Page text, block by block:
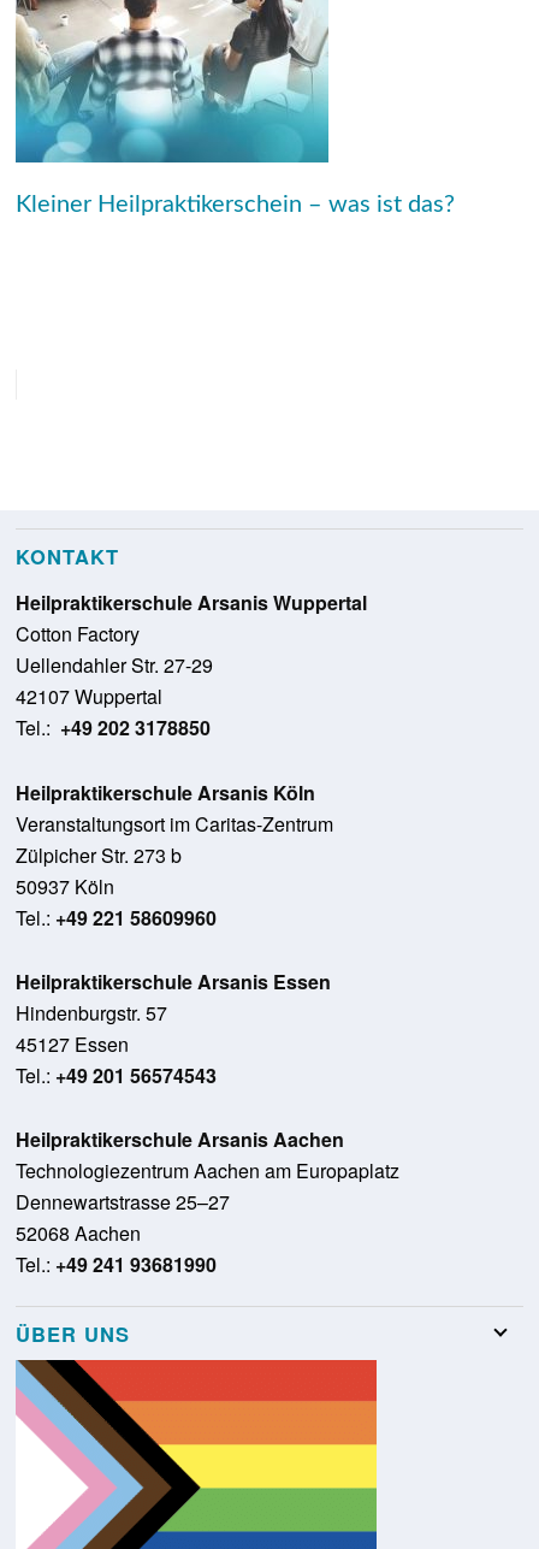
Kleiner Heilpraktikerschein – was ist das?
KONTAKT
Heilpraktikerschule Arsanis Wuppertal
Cotton Factory
Uellendahler Str. 27-29
42107 Wuppertal
Tel.: +49 202 3178850
Heilpraktikerschule Arsanis Köln
Veranstaltungsort im Caritas-Zentrum
Zülpicher Str. 273 b
50937 Köln
Tel.: +49 221 58609960
Heilpraktikerschule Arsanis Essen
Hindenburgstr. 57
45127 Essen
Tel.: +49 201 56574543
Heilpraktikerschule Arsanis Aachen
Technologiezentrum Aachen am Europaplatz
Dennewartstrasse 25–27
52068 Aachen
Tel.: +49 241 93681990
ÜBER UNS
Team
Stellenangebote
Presse
Schulungsraumvermietung
Glossar
Kontakt